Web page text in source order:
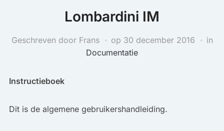
Lombardini IM
Geschreven door Frans op 30 december 2016
in
Documentatie
Instructieboek
Dit is de algemene gebruikershandleiding.